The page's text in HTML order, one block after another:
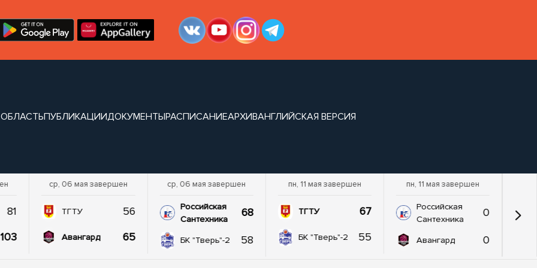
ПУБЛИКАЦИИДОКУМЕНТЫРАСПИСАНИЕАРХИВАНГЛИЙСКАЯ ВЕРСИЯ
81
103
ср, 06 мая завершен
ТГТУ 56
Авангард 65
ср, 06 мая завершен
Российская
Сантехника
68
БК "Тверь"-2 58
пн, 11 мая завершен
ТГТУ 67
БК "Тверь"-2 55
пн, 11 мая завершен
Российская
Сантехника
0
Авангард 0